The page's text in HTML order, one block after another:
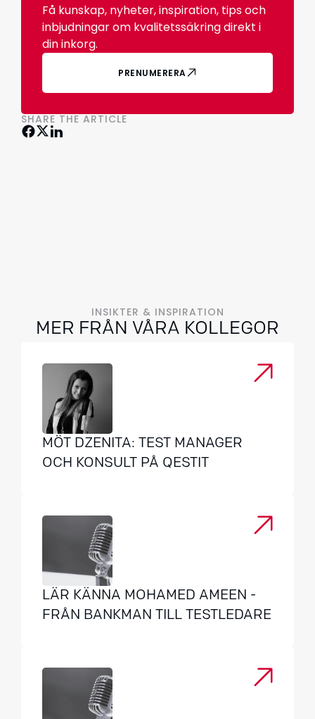
Få kunskap, nyheter, inspiration, tips och
inbjudningar om kvalitetssäkring direkt i
din inkorg.
PRENUMERERA
SHARE THE ARTICLE
INSIKTER & INSPIRATION
MER FRÅN VÅRA KOLLEGOR
MÖT DZENITA: TEST MANAGER
OCH KONSULT PÅ QESTIT
LÄR KÄNNA MOHAMED AMEEN -
FRÅN BANKMAN TILL TESTLEDARE